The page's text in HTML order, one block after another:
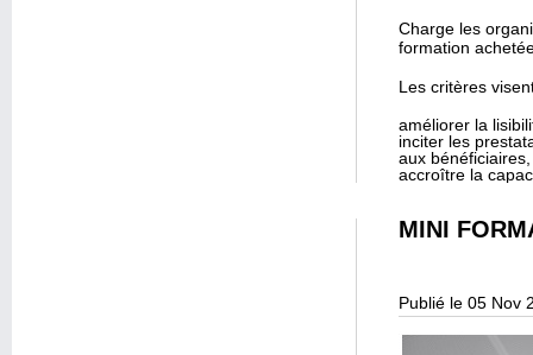
Charge les
formation
Les critères
améliorer la
inciter les
aux
accroître la
MINI
Publié le 05 Nov